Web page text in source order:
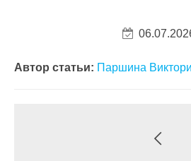
Автор статьи: Паршина